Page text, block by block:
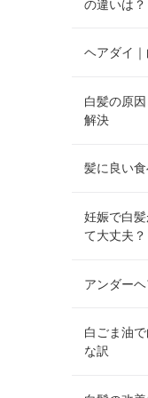
の違いは？
ヘアダイ
白髪の原
解決
髪に良い
妊娠で白
て大丈夫？
アンダー
白ごま油
な訳